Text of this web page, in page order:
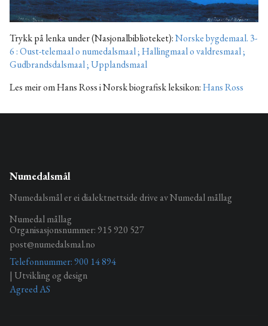
Trykk på lenka under (Nasjonalbiblioteket):Norske bygdemaal. 3-
6 : Oust-telemaal o numedalsmaal ; Hallingmaal o valdresmaal ;
Gudbrandsdalsmaal ; Upplandsmaal
Les meir om Hans Ross i Norsk biografisk leksikon:Hans Ross
Numedalsmål
Numedalsmål er ei dialektnettside drive av Numedal mållag
Numedal mållag
Organisasjonsnummer: 915 920 527
post@numedalsmal.no
Telefonnummer: 900 14 894
| Utvikling og design
Agreed AS